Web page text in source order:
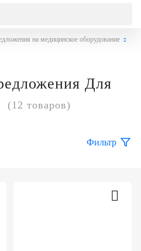
на медицинское оборудование
Для
(12 товаров)
Фильтр